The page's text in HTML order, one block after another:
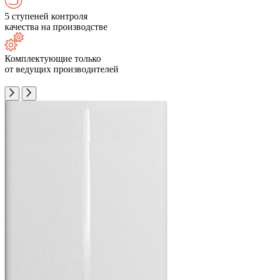
5 ступеней контроля
качества на производстве
Комплектующие только
от ведущих производителей